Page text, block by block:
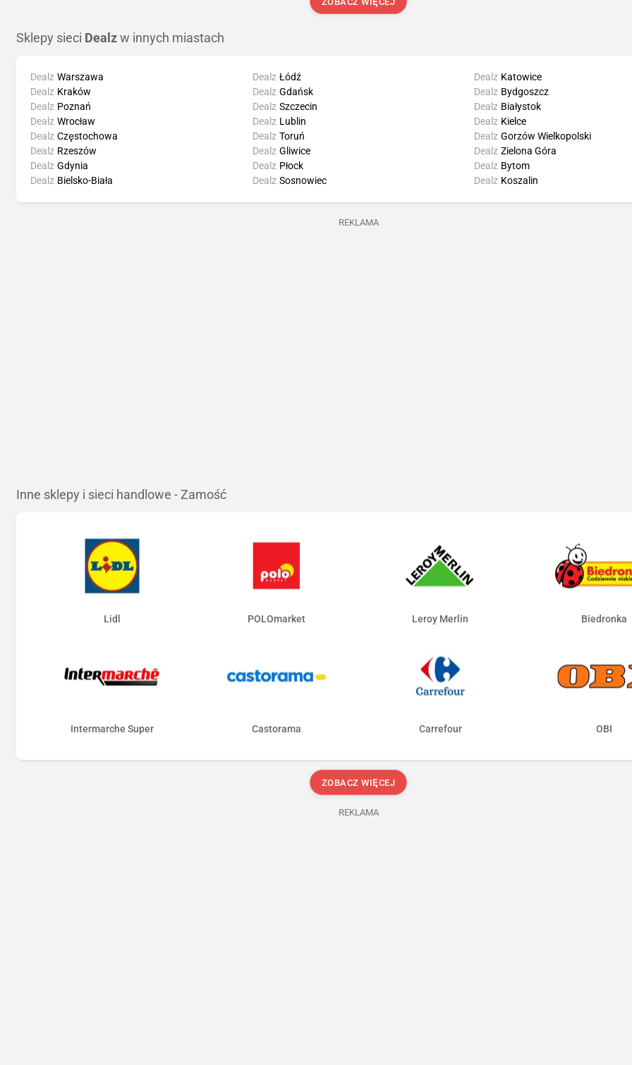
Sklepy sieci Dealz w innych miastach
Dealz Warszawa
Dealz Kraków
Dealz Poznań
Dealz Wrocław
Dealz Łódź
Dealz Gdańsk
Dealz Szczecin
Dealz Lublin
Dealz Katowice
Dealz Bydgoszcz
Dealz Białystok
Dealz Kielce
Dealz Częstochowa
Dealz Rzeszów
Dealz Gdynia
Dealz Bielsko-Biała
Dealz Toruń
Dealz Gliwice
Dealz Płock
Dealz Sosnowiec
Dealz Gorzów Wielkopolski
Dealz Zielona Góra
Dealz Bytom
Dealz Koszalin
REKLAMA
Inne sklepy i sieci handlowe - Zamość
Lidl POLOmarket Leroy Merlin Biedronka
Intermarche Super Castorama Carrefour OBI
ZOBACZ WIĘCEJ
REKLAMA